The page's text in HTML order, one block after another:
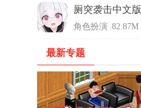
厕突袭击中文版
角色扮演 82.87M
最新专题